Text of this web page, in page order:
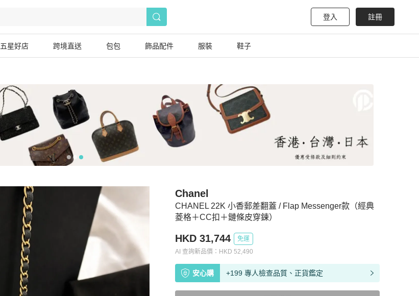
登入 註冊
五星好店 跨境直送 包包 飾品配件 服裝 鞋子
CHANEL 22K 小香郵差翻蓋 / Flap Messenger款（經典
菱格＋CC扣＋鏈條皮穿鍊）
Chanel
HKD 31,744
免運
AI 查詢新品價： HKD 52,490
安心購 +199 專人檢查品質、正貨鑑定